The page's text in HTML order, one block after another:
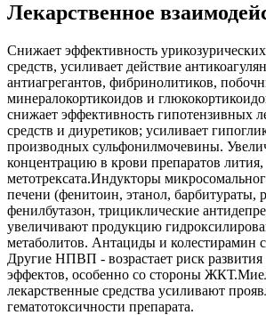
Лекарственное
Снижает эффективность
средств, усиливает действие
антиагрегантов, фибринолитиков,
минералокортикоидов и
снижает эффективность гипотензивных
средств и диуретиков; усиливает
производных сульфонилмочевины.
концентрацию в крови препаратов лития,
метотрексата.Индукторы
печени (фенитоин, этанол, барбитураты,
фенилбутазон, трициклические
увеличивают продукцию
метаболитов. Антациды и колестирамин
Другие НПВП - возрастает риск
эффектов, особенно со стороны
лекарственные средства усиливают
гематотоксичности препарата.